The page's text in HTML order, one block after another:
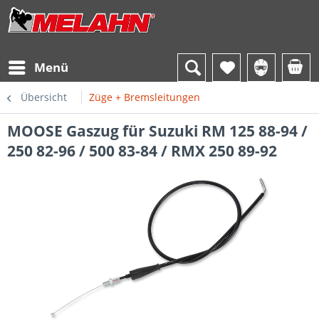
Menü
Übersicht Züge + Bremsleitungen
MOOSE Gaszug für Suzuki RM 125 88-94 /
250 82-96 / 500 83-84 / RMX 250 89-92